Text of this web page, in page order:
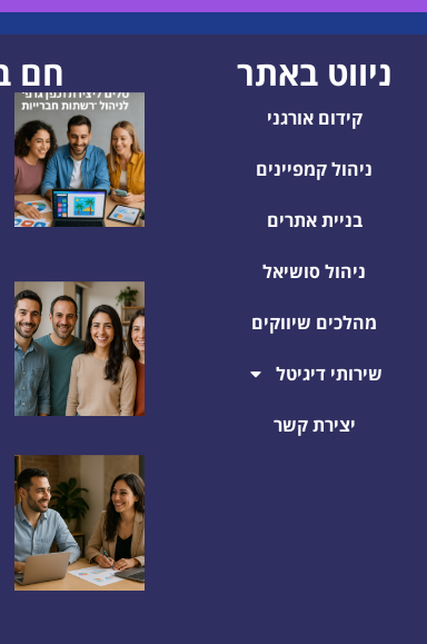
ניווט באתר
קידום אורגני
ניהול קמפיינים
בניית אתרים
ניהול סושיאל
מהלכים שיווקים
שירותי דיגיטל
יצירת קשר
חם